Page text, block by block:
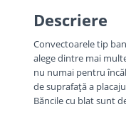
Descriere
Convectoarele tip
alege dintre mai
nu numai pentru
de suprafață a
Băncile cu blat sunt